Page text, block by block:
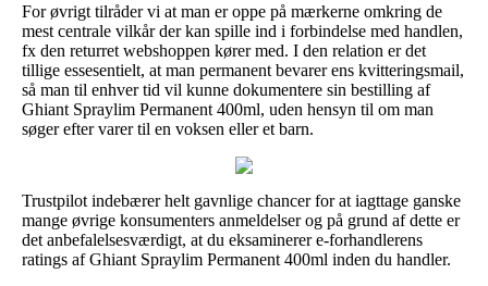
For øvrigt tilråder vi at man er oppe på mærkerne omkring de
mest centrale vilkår der kan spille ind i forbindelse med handlen,
fx den returret webshoppen kører med. I den relation er det
tillige essesentielt, at man permanent bevarer ens kvitteringsmail,
så man til enhver tid vil kunne dokumentere sin bestilling af
Ghiant Spraylim Permanent 400ml, uden hensyn til om man
søger efter varer til en voksen eller et barn.
Trustpilot indebærer helt gavnlige chancer for at iagttage ganske
mange øvrige konsumenters anmeldelser og på grund af dette er
det anbefalelsesværdigt, at du eksaminerer e-forhandlerens
ratings af Ghiant Spraylim Permanent 400ml inden du handler.